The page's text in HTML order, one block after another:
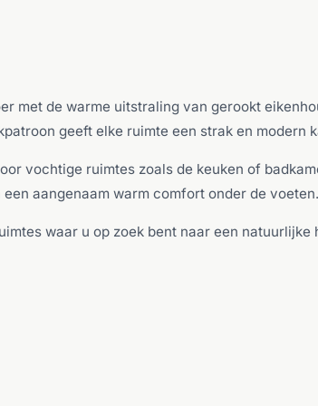
met de warme uitstraling van gerookt
geeft elke ruimte een strak en modern
vochtige ruimtes zoals de keuken of
aangenaam warm comfort onder de voeten.
waar u op zoek bent naar een